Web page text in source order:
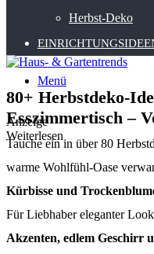
Herbst-Deko
Menü
80+ Herbstdeko-
Esszimmertisch –
Anzeige
Weiterlesen
Tauche ein in über 80
warme Wohlfühl-Oase
Kürbisse und
Für Liebhaber eleganter
Akzenten, edlem Geschirr